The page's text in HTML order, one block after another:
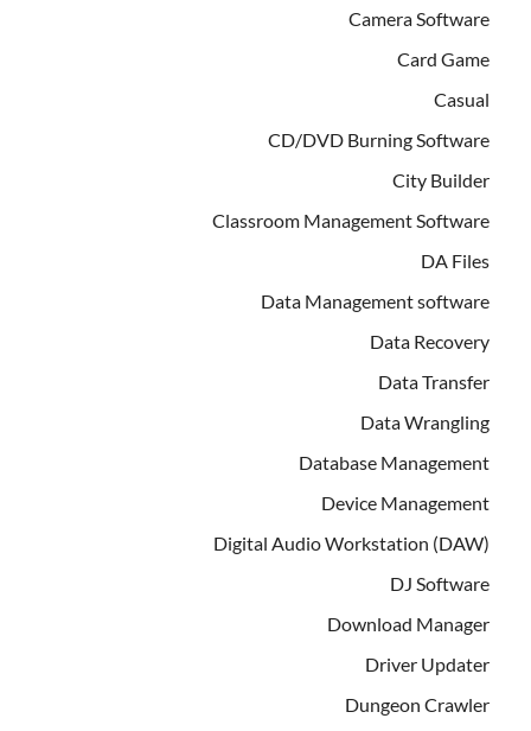
Camera Software
Card Game
Casual
CD/DVD Burning Software
City Builder
Classroom Management Software
DA Files
Data Management software
Data Recovery
Data Transfer
Data Wrangling
Database Management
Device Management
Digital Audio Workstation (DAW)
DJ Software
Download Manager
Driver Updater
Dungeon Crawler